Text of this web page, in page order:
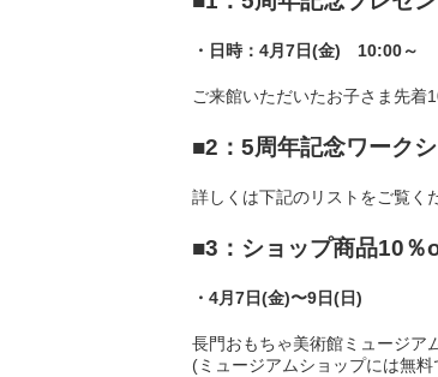
・日時： 4月7日(金) 10:00～
ご来館いただいたお子さま先
■2：5周年記念ワーク
詳しくは下記のリストをご覧く
■3：ショップ商品10％
・4月7日(金)〜9日(日)
長門おもちゃ美術館ミュージア
(ミュージアムショップには無料